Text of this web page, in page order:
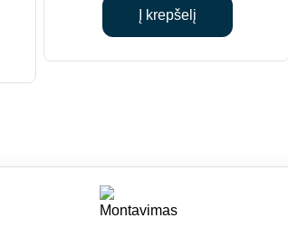
€9,390.00.
was:
€9,244.00.
Į krepšelį